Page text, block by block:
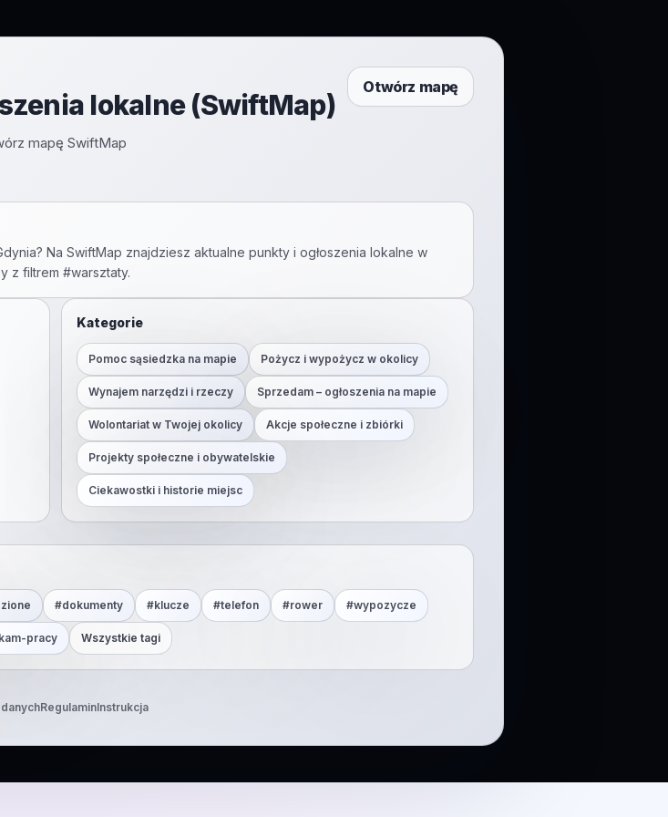
lokalne (SwiftMap)
mapę SwiftMap
Otwórz mapę
? Na SwiftMap znajdziesz aktualne punkty i ogłoszenia lokalne w
z filtrem #warsztaty.
Kategorie
Pomoc sąsiedzka na mapie Pożycz i wypożycz w okolicy
Wynajem narzędzi i rzeczy Sprzedam – ogłoszenia na mapie
Wolontariat w Twojej okolicy Akcje społeczne i zbiórki
Projekty społeczne i obywatelskie
Ciekawostki i historie miejsc
#dokumenty #klucze #telefon #rower #wypozycze
pracy Wszystkie tagi
RegulaminInstrukcja